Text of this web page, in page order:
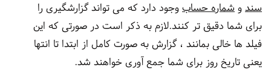
سند و شماره حساب وجود دارد که می تواند گزارشگیری را
برای شما دقیق تر کنند.لازم به ذکر است در صورتی که این
فیلد ها خالی بمانند ، گزارش به صورت کامل از ابتدا تا انتها
یعنی تاریخ روز برای شما جمع آوری خواهند شد.